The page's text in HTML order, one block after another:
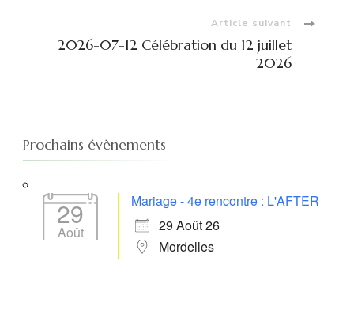
Article suivant
2026-07-12 Célébration du 12 juillet
2026
Prochains évènements
29
Août
Mariage - 4e rencontre : L'AFTER
29 Août 26
Mordelles